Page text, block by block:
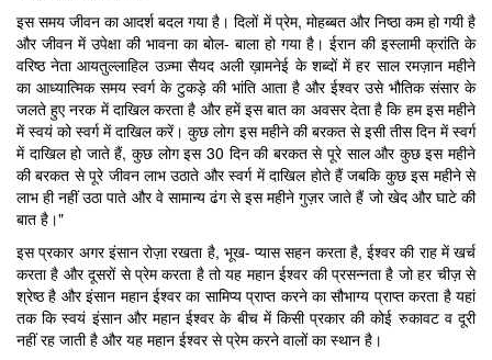
इस समय जीवन का आदर्श बदल गया है। दिलों में प्रेम, मोहब्बत और निष्ठा कम हो गयी है
और जीवन में उपेक्षा की भावना का बोल- बाला हो गया है। ईरान की इस्लामी क्रांति के
वरिष्ठ नेता आयतुल्लाहिल उज़्मा सैयद अली ख़ामनेई के शब्दों में हर साल रमज़ान महीने
का आध्यात्मिक समय स्वर्ग के टुकड़े की भांति आता है और ईश्वर उसे भौतिक संसार के
जलते हुए नरक में दाखिल करता है और हमें इस बात का अवसर देता है कि हम इस महीने
में स्वयं को स्वर्ग में दाखिल करें। कुछ लोग इस महीने की बरकत से इसी तीस दिन में स्वर्ग
में दाखिल हो जाते हैं, कुछ लोग इस 30 दिन की बरकत से पूरे साल और कुछ इस महीने
की बरकत से पूरे जीवन लाभ उठाते और स्वर्ग में दाखिल होते हैं जबकि कुछ इस महीने से
लाभ ही नहीं उठा पाते और वे सामान्य ढंग से इस महीने गुज़र जाते हैं जो खेद और घाटे की
बात है।"
इस प्रकार अगर इंसान रोज़ा रखता है, भूख- प्यास सहन करता है, ईश्वर की राह में खर्च
करता है और दूसरों से प्रेम करता है तो यह महान ईश्वर की प्रसन्नता है जो हर चीज़ से
श्रेष्ठ है और इंसान महान ईश्वर का सामिप्य प्राप्त करने का सौभाग्य प्राप्त करता है यहां
तक कि स्वयं इंसान और महान ईश्वर के बीच में किसी प्रकार की कोई रुकावट व दूरी
नहीं रह जाती है और यह महान ईश्वर से प्रेम करने वालों का स्थान है।